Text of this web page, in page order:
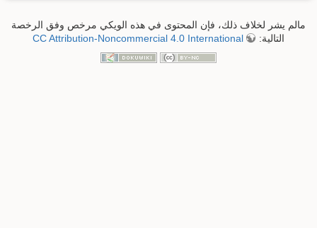
مالم يشر لخلاف ذلك، فإن المحتوى في هذه الويكي مرخص وفق الرخصة
التالية:
CC Attribution-Noncommercial 4.0 International